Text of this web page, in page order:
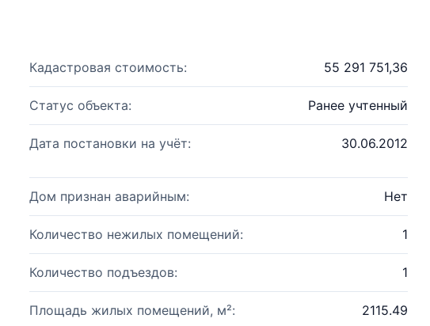
Кадастровая стоимость: 55 291 751,36
Статус объекта: Ранее учтенный
Дата постановки на учёт: 30.06.2012
Дом признан аварийным: Нет
Количество нежилых помещений: 1
Количество подъездов: 1
Площадь жилых помещений, м²: 2115.49